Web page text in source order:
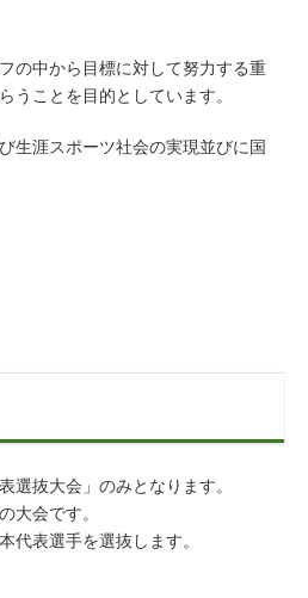
の中から目標に対して努力する重
うことを目的としています。
生涯スポーツ社会の実現並びに国
選抜大会」のみとなります。
大会です。
代表選手を選抜します。